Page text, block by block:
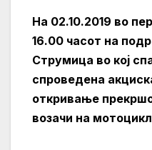
На 02.10.2019 во
16.00 часот на
Струмица во кој
спроведена
откривање
возачи на